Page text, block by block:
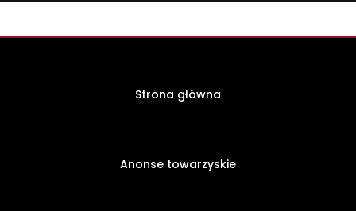
Strona główna
Anonse towarzyskie